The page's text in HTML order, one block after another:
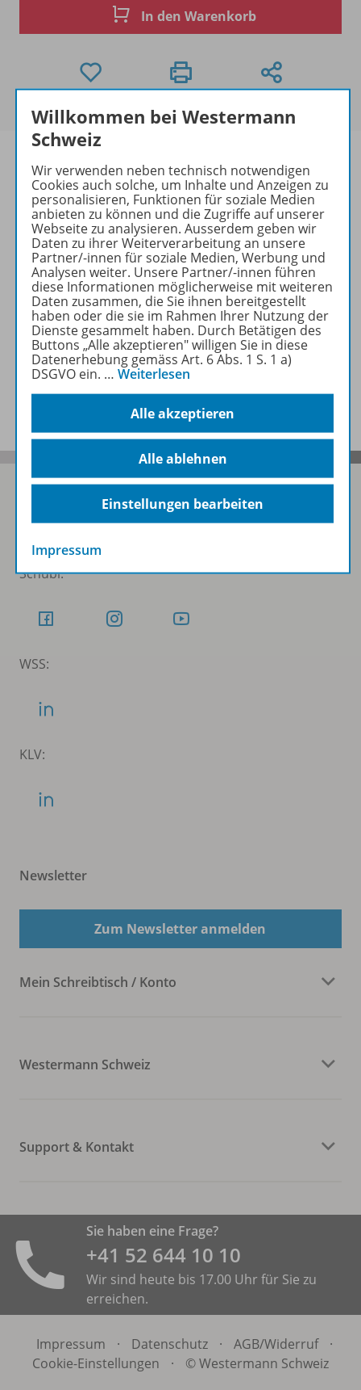
In den Warenkorb
Produktinformationen
Beschreibung
Zugehörige Produkte
Benachrichtigungs-Service
Schubi:
WSS:
KLV:
Newsletter
Zum Newsletter anmelden
Mein Schreibtisch / Konto
Westermann Schweiz
Support & Kontakt
Sie haben eine Frage?
+41 52 644 10 10
Wir sind heute bis 17.00 Uhr für Sie zu
erreichen.
Impressum · Datenschutz · AGB/Widerruf
·
Cookie-Einstellungen
· © Westermann Schweiz
Willkommen bei Westermann
Schweiz
Wir verwenden neben technisch notwendigen
Cookies auch solche, um Inhalte und Anzeigen zu
personalisieren, Funktionen für soziale Medien
anbieten zu können und die Zugriffe auf unserer
Webseite zu analysieren. Ausserdem geben wir
Daten zu ihrer Weiterverarbeitung an unsere
Partner/-innen für soziale Medien, Werbung und
Analysen weiter. Unsere Partner/-innen führen
diese Informationen möglicherweise mit weiteren
Daten zusammen, die Sie ihnen bereitgestellt
haben oder die sie im Rahmen Ihrer Nutzung der
Dienste gesammelt haben. Durch Betätigen des
Buttons „Alle akzeptieren" willigen Sie in diese
Datenerhebung gemäss Art. 6 Abs. 1 S. 1 a)
DSGVO ein. … Weiterlesen
Alle akzeptieren
Alle ablehnen
Einstellungen bearbeiten
Impressum